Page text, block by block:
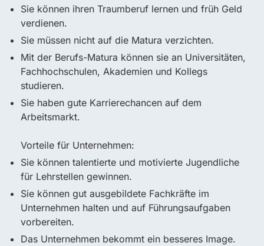
Sie können ihren Traumberuf lernen und früh Geld
verdienen.
Sie müssen nicht auf die Matura verzichten.
Mit der Berufs-Matura können sie an Universitäten,
Fachhochschulen, Akademien und Kollegs
studieren.
Sie haben gute Karrierechancen auf dem
Arbeitsmarkt.
Vorteile für Unternehmen:
Sie können talentierte und motivierte Jugendliche
für Lehrstellen gewinnen.
Sie können gut ausgebildete Fachkräfte im
Unternehmen halten und auf Führungsaufgaben
vorbereiten.
Das Unternehmen bekommt ein besseres Image.